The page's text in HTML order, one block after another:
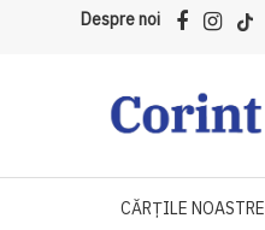
Despre noi
CĂRȚILE NOASTRE